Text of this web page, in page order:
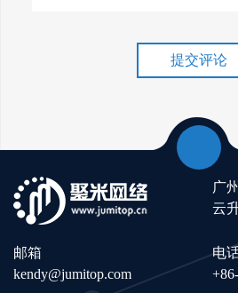
巧介绍！
提交评论
广
云
邮箱
kendy@jumitop.com
电